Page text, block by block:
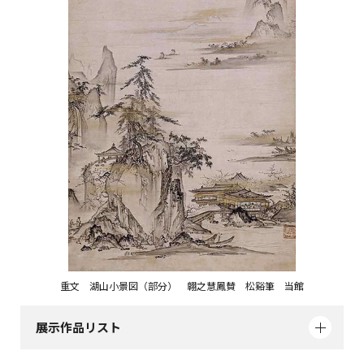
重文 湖山小景図（部分） 翺之慧鳳賛 松谿筆 当館
展示作品リスト